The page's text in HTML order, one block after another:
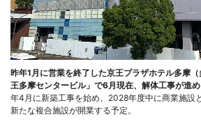
昨年1月に営業を終了した京王プラザホテル多摩
王多摩センタービル」で6月現在、解体工事が進め
年4月に新築工事を始め、2028年度中に商業施設
新たな複合施設が開業する予定。